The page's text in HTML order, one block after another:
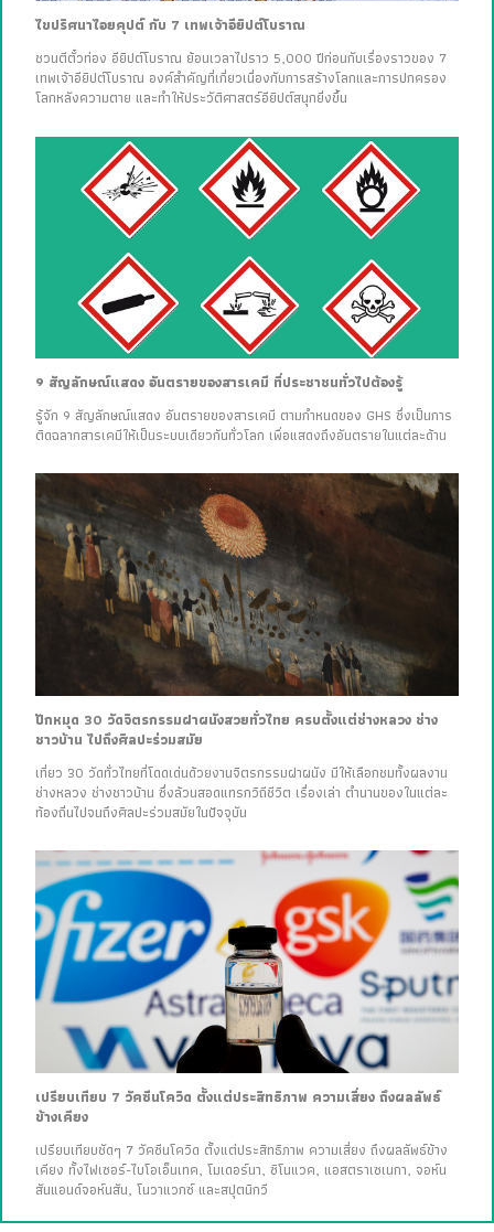
ไขปริศนาไอยคุปต์ กับ 7 เทพเจ้าอียิปต์โบราณ
ชวนตีตั๋วท่อง อียิปต์โบราณ ย้อนเวลาไปราว 5,000 ปีก่อนกับเรื่องราวของ 7
เทพเจ้าอียิปต์โบราณ องค์สำคัญที่เกี่ยวเนื่องกับการสร้างโลกและการปกครอง
โลกหลังความตาย และทำให้ประวัติศาสตร์อียิปต์สนุกยิ่งขึ้น
9 สัญลักษณ์แสดง อันตรายของสารเคมี ที่ประชาชนทั่วไปต้องรู้
รู้จัก 9 สัญลักษณ์แสดง อันตรายของสารเคมี ตามกำหนดของ GHS ซึ่งเป็นการ
ติดฉลากสารเคมีให้เป็นระบบเดียวกันทั่วโลก เพื่อแสดงถึงอันตรายในแต่ละด้าน
ปักหมุด 30 วัดจิตรกรรมฝาผนังสวยทั่วไทย ครบตั้งแต่ช่างหลวง ช่าง
ชาวบ้าน ไปถึงศิลปะร่วมสมัย
เที่ยว 30 วัดทั่วไทยที่โดดเด่นด้วยงานจิตรกรรมฝาผนัง มีให้เลือกชมทั้งผลงาน
ช่างหลวง ช่างชาวบ้าน ซึ่งล้วนสอดแทรกวิถีชีวิต เรื่องเล่า ตำนานของในแต่ละ
ท้องถิ่นไปจนถึงศิลปะร่วมสมัยในปัจจุบัน
เปรียบเทียบ 7 วัคซีนโควิด ตั้งแต่ประสิทธิภาพ ความเสี่ยง ถึงผลลัพธ์
ข้างเคียง
เปรียบเทียบชัดๆ 7 วัคซีนโควิด ตั้งแต่ประสิทธิภาพ ความเสี่ยง ถึงผลลัพธ์ข้าง
เคียง ทั้งไฟเซอร์-ไบโอเอ็นเทค, โมเดอร์นา, ซิโนแวค, แอสตราเซเนกา, จอห์น
สันแอนด์จอห์นสัน, โนวาแวกซ์ และสปุตนิกวี